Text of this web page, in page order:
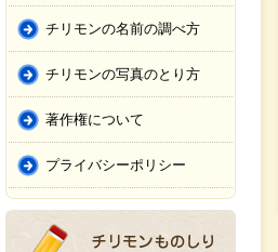
チリモンの名前の調べ方
チリモンの写真のとり方
著作権について
プライバシーポリシー